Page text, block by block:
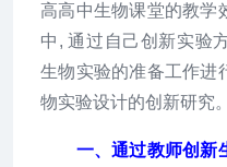
高高中生物课堂的教学
中, 通过自己创新实验
生物实验的准备工作进
物实验设计的创新研究。
一、通过教师创新